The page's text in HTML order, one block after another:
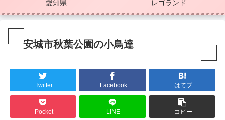
愛知県 レゴランド
安城市秋葉公園の小鳥達
Twitter Facebook はてブ
Pocket LINE コピー